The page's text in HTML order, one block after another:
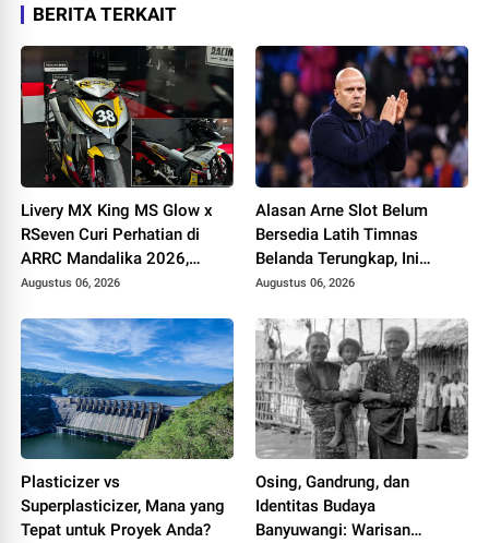
BERITA TERKAIT
Livery MX King MS Glow x
RSeven Curi Perhatian di
ARRC Mandalika 2026,
Wawan Wello Siap Bertarung
Augustus 06, 2026
Alasan Arne Slot Belum
Bersedia Latih Timnas
Belanda Terungkap, Ini
Pertimbangannya
Augustus 06, 2026
Plasticizer vs
Superplasticizer, Mana yang
Tepat untuk Proyek Anda?
Osing, Gandrung, dan
Identitas Budaya
Banyuwangi: Warisan